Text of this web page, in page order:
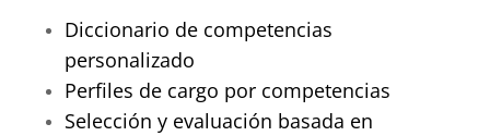
Diccionario de competencias
personalizado
Perfiles de cargo por competencias
Selección y evaluación basada en